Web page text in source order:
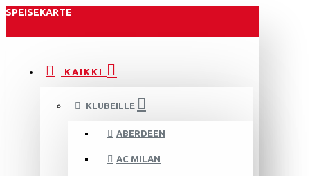
SPEISEKARTE
KAIKKI
KLUBEILLE
ABERDEEN
AC MILAN